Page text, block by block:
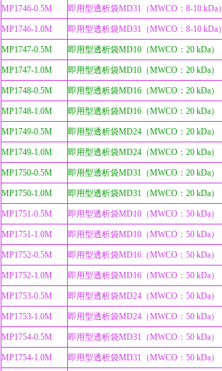
MP1746-0.5M 即用型透析袋MD31（MWCO：8-10 kDa）
MP1746-1.0M 即用型透析袋MD31（MWCO：8-10 kDa）
MP1747-0.5M 即用型透析袋MD10（MWCO：20 kDa）
MP1747-1.0M 即用型透析袋MD10（MWCO：20 kDa）
MP1748-0.5M 即用型透析袋MD16（MWCO：20 kDa）
MP1748-1.0M 即用型透析袋MD16（MWCO：20 kDa）
MP1749-0.5M 即用型透析袋MD24（MWCO：20 kDa）
MP1749-1.0M 即用型透析袋MD24（MWCO：20 kDa）
MP1750-0.5M 即用型透析袋MD31（MWCO：20 kDa）
MP1750-1.0M 即用型透析袋MD31（MWCO：20 kDa）
MP1751-0.5M 即用型透析袋MD10（MWCO：50 kDa）
MP1751-1.0M 即用型透析袋MD10（MWCO：50 kDa）
MP1752-0.5M 即用型透析袋MD16（MWCO：50 kDa）
MP1752-1.0M 即用型透析袋MD16（MWCO：50 kDa）
MP1753-0.5M 即用型透析袋MD24（MWCO：50 kDa）
MP1753-1.0M 即用型透析袋MD24（MWCO：50 kDa）
MP1754-0.5M 即用型透析袋MD31（MWCO：50 kDa）
MP1754-1.0M 即用型透析袋MD31（MWCO：50 kDa）